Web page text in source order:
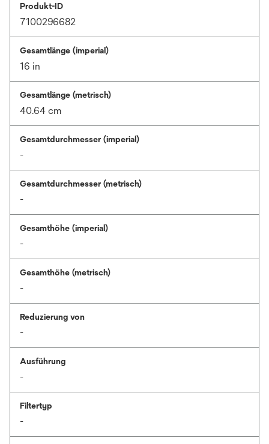
Produkt-ID
7100296682
Gesamtlänge (imperial)
16 in
Gesamtlänge (metrisch)
40.64 cm
Gesamtdurchmesser (imperial)
-
Gesamtdurchmesser (metrisch)
-
Gesamthöhe (imperial)
-
Gesamthöhe (metrisch)
-
Reduzierung von
-
Ausführung
-
Filtertyp
-